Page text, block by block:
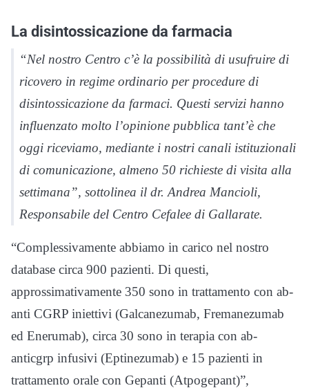
La disintossicazione da farmacia
“Nel nostro Centro c’è la possibilità di usufruire di
ricovero in regime ordinario per procedure di
disintossicazione da farmaci. Questi servizi hanno
influenzato molto l’opinione pubblica tant’è che
oggi riceviamo, mediante i nostri canali istituzionali
di comunicazione, almeno 50 richieste di visita alla
settimana”, sottolinea il dr. Andrea Mancioli,
Responsabile del Centro Cefalee di Gallarate.
“Complessivamente abbiamo in carico nel nostro
database circa 900 pazienti. Di questi,
approssimativamente 350 sono in trattamento con ab-
anti CGRP iniettivi (Galcanezumab, Fremanezumab
ed Enerumab), circa 30 sono in terapia con ab-
anticgrp infusivi (Eptinezumab) e 15 pazienti in
trattamento orale con Gepanti (Atpogepant)”,